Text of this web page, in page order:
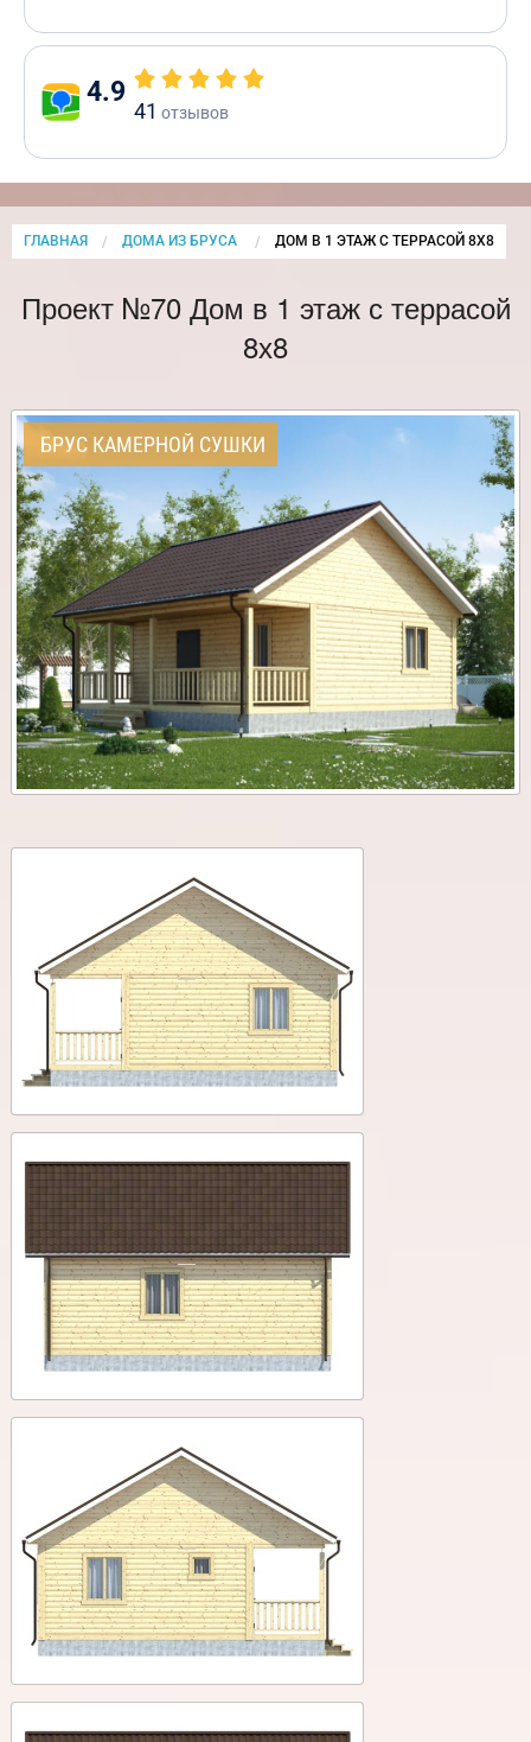
4.9
41 отзывов
ГЛАВНАЯ ДОМА ИЗ БРУСА CURRENT:
ДОМ В 1 ЭТАЖ С ТЕРРАСОЙ 8Х8
Проект №70 Дом в 1 этаж с террасой
8х8
БРУС КАМЕРНОЙ СУШКИ